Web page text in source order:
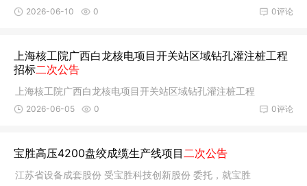
0评论
2026-06-10 0
上海核工院广西白龙核电项目开关站区域钻孔灌注桩工程
招标二次公告
上海核工院广西白龙核电项目开关站区域钻孔灌注桩工程
0评论
2026-06-05 0
宝胜高压4200盘绞成缆生产线项目二次公告
江苏省设备成套股份 受宝胜科技创新股份 委托，就宝胜